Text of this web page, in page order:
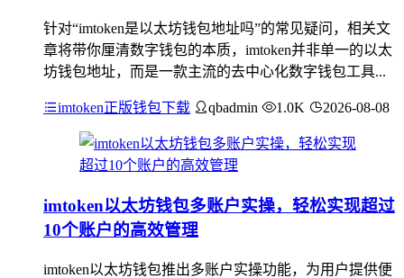
针对“imtoken是以太坊钱包地址吗”的常见疑问，相关文
章将带你厘清数字钱包的本质，imtoken并非单一的以太
坊钱包地址，而是一款主流的去中心化数字钱包工具...
imtoken正版钱包下载 qbadmin 1.0K 2026-08-08
imtoken以太坊钱包多账户实操，轻松实现超过
10个账户的高效管理
imtoken以太坊钱包推出多账户实操功能，为用户提供便